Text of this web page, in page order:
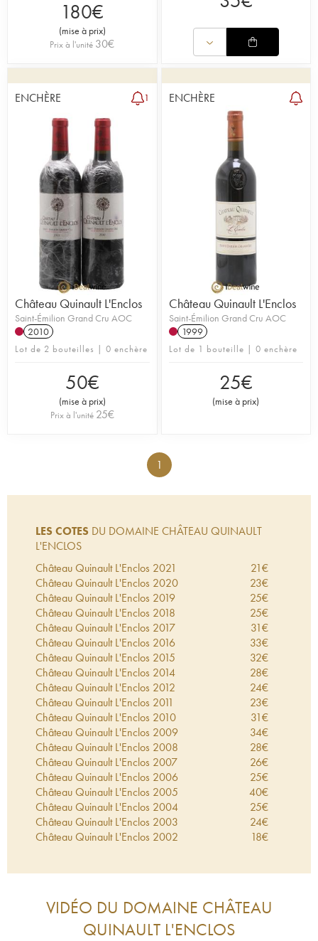
180€
(mise à prix)
Prix à l'unité 30€
ENCHÈRE 1
Château Quinault L'Enclos
Saint-Émilion Grand Cru AOC
2010
Lot de 2 bouteilles | 0 enchère
50€
(mise à prix)
Prix à l'unité 25€
ENCHÈRE
Château Quinault L'Enclos
Saint-Émilion Grand Cru AOC
1999
Lot de 1 bouteille | 0 enchère
25€
(mise à prix)
1
LES COTES DU DOMAINE CHÂTEAU QUINAULT
L'ENCLOS
Château Quinault L'Enclos 2021 21€
Château Quinault L'Enclos 2020 23€
Château Quinault L'Enclos 2019 25€
Château Quinault L'Enclos 2018 25€
Château Quinault L'Enclos 2017 31€
Château Quinault L'Enclos 2016 33€
Château Quinault L'Enclos 2015 32€
Château Quinault L'Enclos 2014 28€
Château Quinault L'Enclos 2012 24€
Château Quinault L'Enclos 2011 23€
Château Quinault L'Enclos 2010 31€
Château Quinault L'Enclos 2009 34€
Château Quinault L'Enclos 2008 28€
Château Quinault L'Enclos 2007 26€
Château Quinault L'Enclos 2006 25€
Château Quinault L'Enclos 2005 40€
Château Quinault L'Enclos 2004 25€
Château Quinault L'Enclos 2003 24€
Château Quinault L'Enclos 2002 18€
Château Quinault L'Enclos
Château Quinault L'Enclos1997 24€
Château Quinault L'Enclos 1996
VIDÉO DU DOMAINE CHÂTEAU
QUINAULT L'ENCLOS